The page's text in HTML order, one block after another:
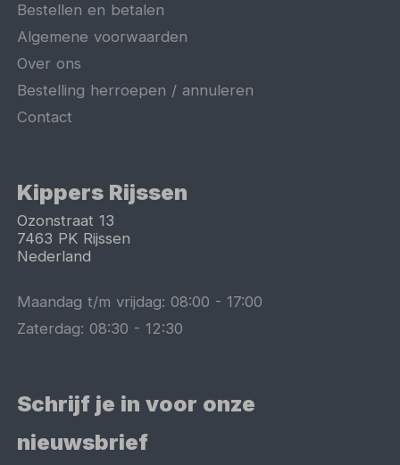
Bestellen en betalen
Algemene voorwaarden
Over ons
Bestelling herroepen / annuleren
Contact
Kippers Rijssen
Ozonstraat 13
7463 PK Rijssen
Nederland
Maandag t/m vrijdag:08:00 -17:00
Zaterdag:08:30 -12:30
Schrijf je in voor onze
nieuwsbrief